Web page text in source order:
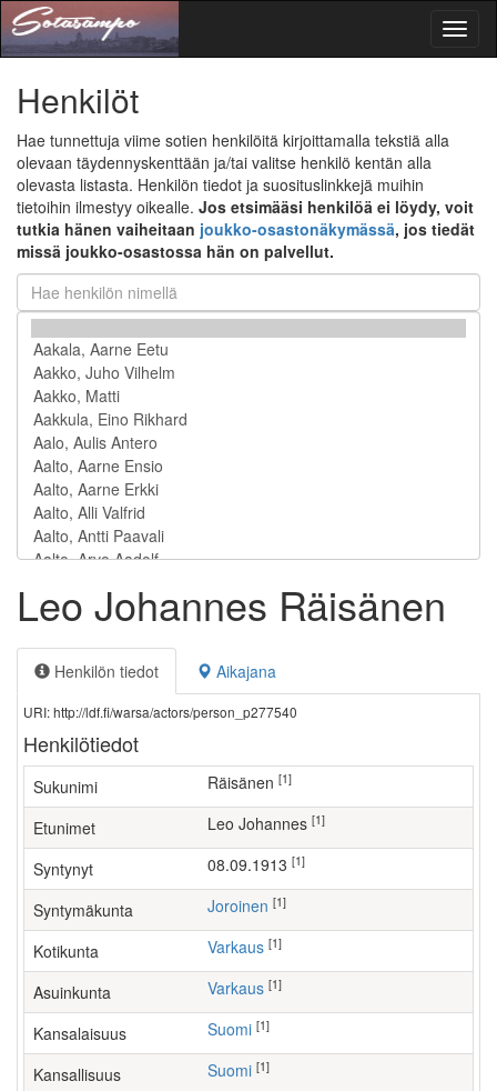
Henkilöt
Hae tunnettuja viime sotien henkilöitä kirjoittamalla tekstiä alla
olevaan täydennyskenttään ja/tai valitse henkilö kentän alla
olevasta listasta. Henkilön tiedot ja suosituslinkkejä muihin
tietoihin ilmestyy oikealle. Jos etsimääsi henkilöä ei löydy, voit
tutkia hänen vaiheitaan joukko-osastonäkymässä, jos tiedät
missä joukko-osastossa hän on palvellut.
Leo Johannes Räisänen
Henkilön tiedot Aikajana
URI: http://ldf.fi/warsa/actors/person_p277540
Henkilötiedot
Sukunimi Räisänen [1]
Etunimet Leo Johannes [1]
Syntynyt 08.09.1913 [1]
Syntymäkunta Joroinen [1]
Kotikunta Varkaus [1]
Asuinkunta Varkaus [1]
Kansalaisuus Suomi [1]
Kansallisuus Suomi [1]